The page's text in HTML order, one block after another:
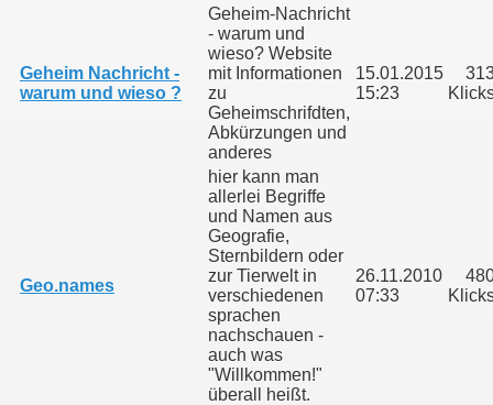
Geheim Nachricht -
warum und wieso ?
Geheim-Nachricht
- warum und
wieso? Website
mit Informationen
zu
Geheimschrifdten,
Abkürzungen und
anderes
15.01.2015
15:23
Geo.names
hier kann man
allerlei Begriffe
und Namen aus
Geografie,
Sternbildern oder
zur Tierwelt in
verschiedenen
sprachen
nachschauen -
auch was
"Willkommen!"
überall heißt.
26.11.2010
07:33
der Schweriner Seniorenakademie